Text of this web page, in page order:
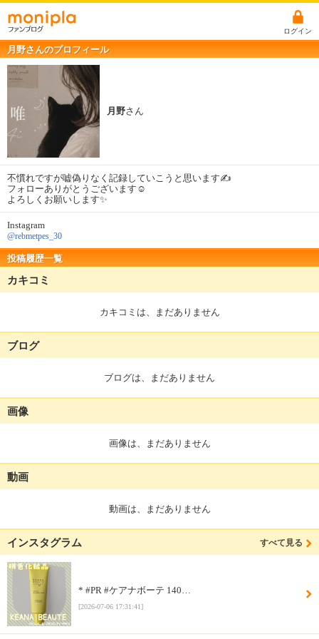
ログイン
月野さんのプロフィール
月野さん
不慣れですが嘘偽りなく記録していこうと思います✍️
フォローありがとうございます☺️
よろしくお願いします✨️
Instagram
@rebmetpes_30
投稿履歴一覧
カキコミ
カキコミは、まだありません
ブログ
ブログは、まだありません
画像
画像は、まだありません
動画
動画は、まだありません
インスタグラム すべて見る
* #PR #ケアナボーテ 140…
[2026-07-06 17:31:41]